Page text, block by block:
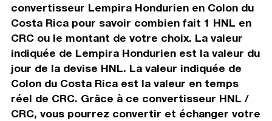
convertisseur Lempira Hondurien en Colon du
Costa Rica pour savoir combien fait 1 HNL en
CRC ou le montant de votre choix. La valeur
indiquée de Lempira Hondurien est la valeur du
jour de la devise HNL. La valeur indiquée de
Colon du Costa Rica est la valeur en temps
réel de CRC. Grâce à ce convertisseur HNL /
CRC, vous pourrez convertir et échanger votre